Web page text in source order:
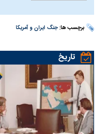
برچسب ها:جنگ ایران و آمریکا
تاریخ